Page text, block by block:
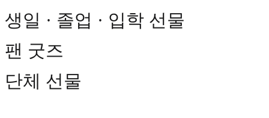
생일 · 졸업 · 입학 선물
팬 굿즈
단체 선물